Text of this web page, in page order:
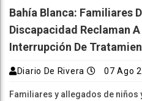
Bahía Blanca: Familiares
Discapacidad Reclaman
Interrupción De
Diario De Rivera 07 Ago
Familiares y allegados de